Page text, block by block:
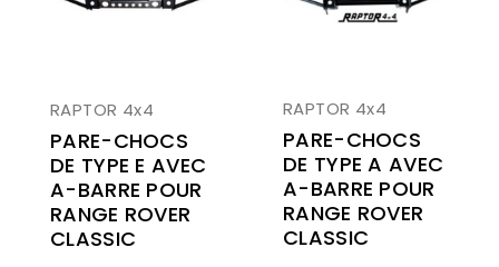
RAPTOR 4x4
PARE-CHOCS
DE TYPE E AVEC
A-BARRE POUR
RANGE ROVER
CLASSIC
RAPTOR 4x4
PARE-CHOCS
DE TYPE A AVEC
A-BARRE POUR
RANGE ROVER
CLASSIC